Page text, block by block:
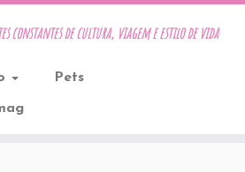
constantes de cultura, viagem e estilo de vida
Pets